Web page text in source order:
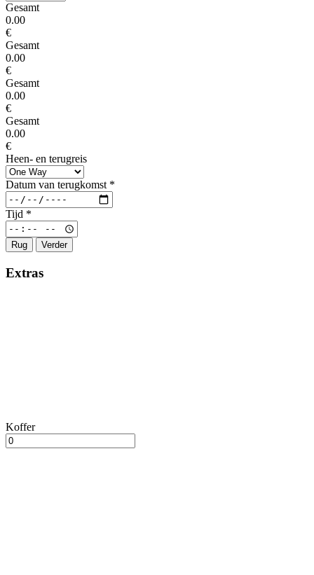
Gesamt
0.00
€
Gesamt
0.00
€
Gesamt
0.00
€
Gesamt
0.00
€
Heen- en terugreis
Datum van terugkomst *
Tijd *
Rug Verder
Extras
Koffer